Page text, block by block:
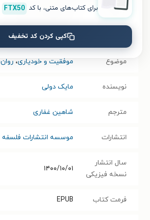
نام کتاب امکان های بی پایان
هنر‌ زندگی در‌ رویاهای‌تان
موضوع موفقیت و خودیاری،
نویسنده مایک دولی
مترجم شاهین غفاری
انتشارات موسسه انتشارات فلسفه
سال انتشار
نسخه فیزیکی
۱۴۰۰/۱۰/۰۱
فرمت کتاب EPUB
برای کتاب‌های متنی، با کد FTX50
کپی کردن کد تخفیف